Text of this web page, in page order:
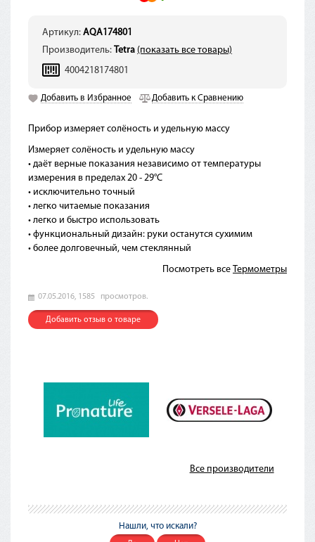
Артикул: AQA174801
Производитель: Tetra (показать все товары)
4004218174801
Добавить в Избранное Добавить к Сравнению
Прибор измеряет солёность и удельную массу
Измеряет солёность и удельную массу
• даёт верные показания независимо от температуры
измерения в пределах 20 - 29°C
• исключительно точный
• легко читаемые показания
• легко и быстро использовать
• функциональный дизайн: руки останутся сухимим
• более долговечный, чем стеклянный
Посмотреть все Термометры
07.05.2016, 1585 просмотров.
Добавить отзыв о товаре
Все производители
Нашли, что искали?